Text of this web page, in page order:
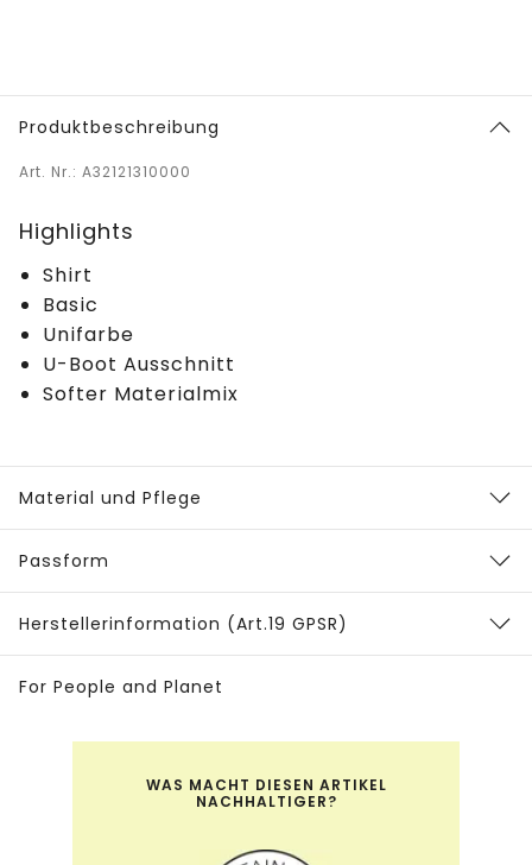
Produktbeschreibung
Art. Nr.: A32121310000
Highlights
Shirt
Basic
Unifarbe
U-Boot Ausschnitt
Softer Materialmix
Material und Pflege
Passform
Herstellerinformation (Art.19 GPSR)
For People and Planet
WAS MACHT DIESEN ARTIKEL
NACHHALTIGER?